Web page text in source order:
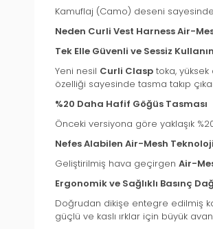
Kamuflaj (Camo) deseni
Neden Curli Vest Harness Air-
Tek Elle Güvenli ve Sessiz
Yeni nesil Curli Clasp toka, yüksek
özelliği sayesinde tasma takıp
%20 Daha Hafif Göğüs Tasması
Önceki versiyona göre yaklaşık
Nefes Alabilen Air-Mesh
Geliştirilmiş hava geçirgen Air-
Ergonomik ve Sağlıklı Basınç
Doğrudan dikişe entegre edilmiş
güçlü ve kaslı ırklar için büyük